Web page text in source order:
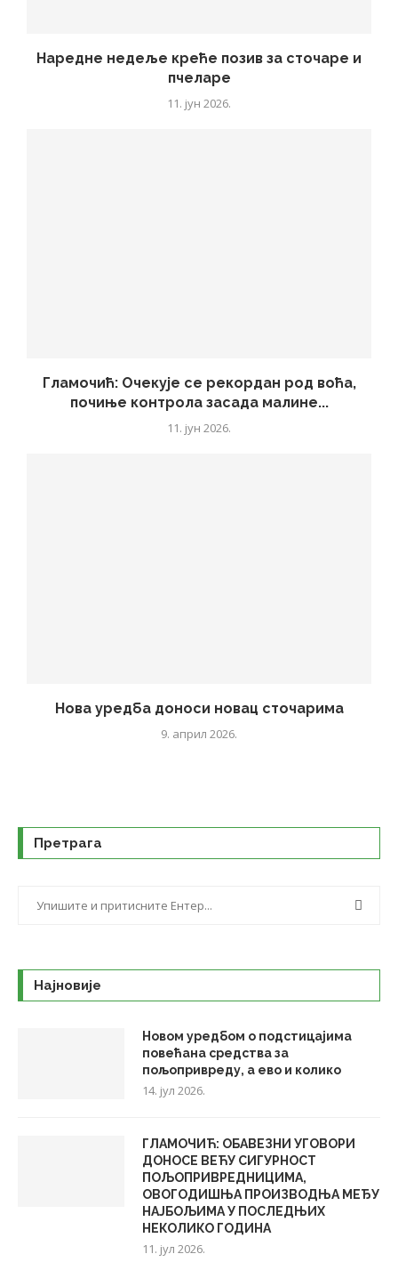
Наредне недеље креће позив за сточаре и
пчеларе
11. јун 2026.
Гламочић: Очекује се рекордан род воћа,
почиње контрола засада малине...
11. јун 2026.
Нова уредба доноси новац сточарима
9. април 2026.
Претрага
Најновије
Новом уредбом о подстицајима
повећана средства за
пољопривреду, а ево и колико
14. јул 2026.
ГЛАМОЧИЋ: ОБАВЕЗНИ УГОВОРИ
ДОНОСЕ ВЕЋУ СИГУРНОСТ
ПОЉОПРИВРЕДНИЦИМА,
ОВОГОДИШЊА ПРОИЗВОДЊА МЕЂУ
НАЈБОЉИМА У ПОСЛЕДЊИХ
НЕКОЛИКО ГОДИНА
11. јул 2026.